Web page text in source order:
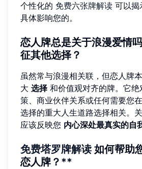
个性化的 免费六张牌解读 可以揭
具体影响您的。
恋人牌总是关于浪漫爱情
征其他选择？
虽然常与浪漫相关联，但恋人牌
大 选择 和价值观对齐的牌。它
策、商业伙伴关系或任何需要您
选择的重大人生道路选择相关。
应该反映您 内心深处最真实的自
免费塔罗牌解读 如何帮助
恋人牌？**